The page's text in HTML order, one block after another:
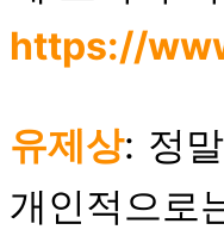
https://
유제상: 정
개인적으로